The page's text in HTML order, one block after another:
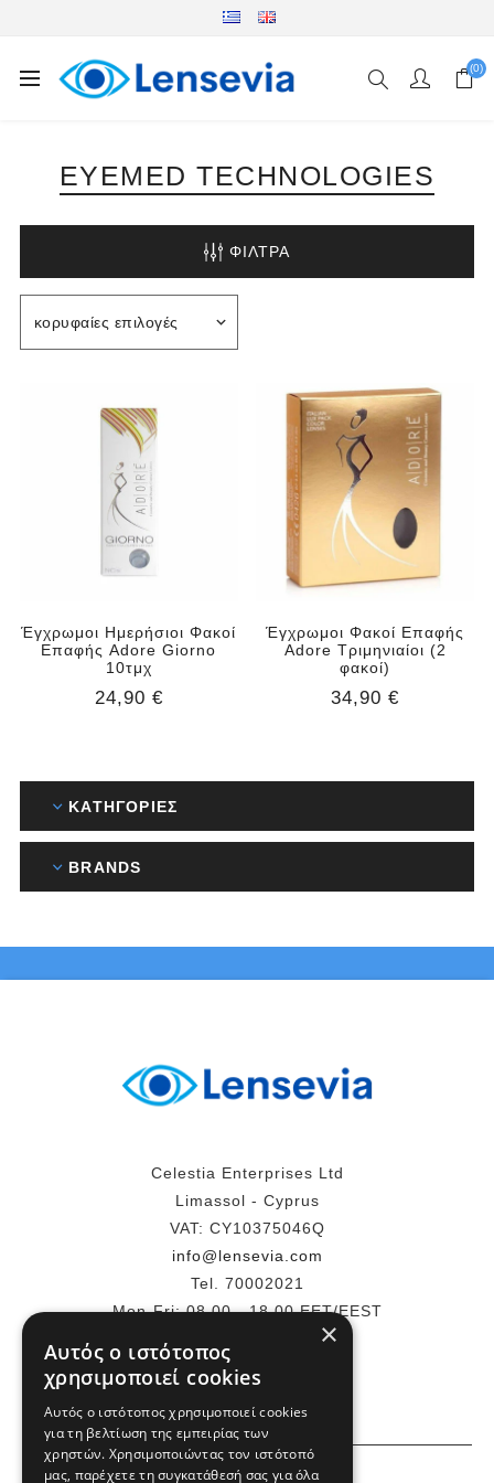
(0)
EYEMED TECHNOLOGIES
ΦΊΛΤΡΑ
Έγχρωμοι Ημερήσιοι Φακοί
Επαφής Adore Giorno
10τμχ
24,90 €
Έγχρωμοι Φακοί Επαφής
Adore Τριμηνιαίοι (2
φακοί)
34,90 €
ΚΑΤΗΓΟΡΊΕΣ
BRANDS
Celestia Enterprises Ltd
Limassol - Cyprus
VAT: CY10375046Q
info@lensevia.com
Tel. 70002021
Mon-Fri: 08.00 - 18.00 EET/EEST
ΠΕΡΙΣΣΌΤΕΡΑ
ΕΜΕΙΣ
×
Αυτός ο ιστότοπος
χρησιμοποιεί cookies
Αυτός ο ιστότοπος χρησιμοποιεί cookies
για τη βελτίωση της εμπειρίας των
χρηστών. Χρησιμοποιώντας τον ιστότοπό
μας, παρέχετε τη συγκατάθεσή σας για όλα